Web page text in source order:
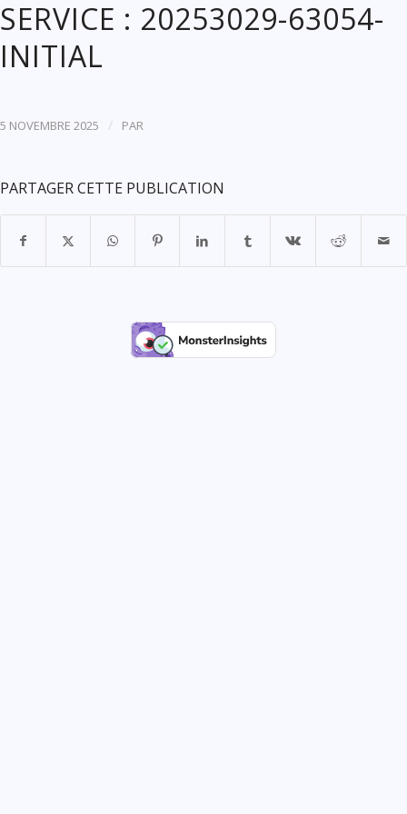
SERVICE : 20253029-63054-
INITIAL
5 NOVEMBRE 2025 / PAR
PARTAGER CETTE PUBLICATION